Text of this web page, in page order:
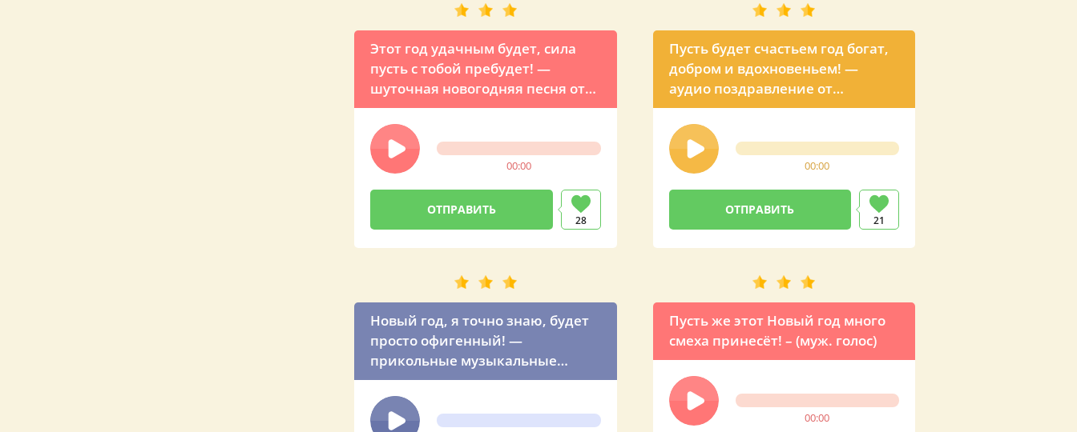
Этот год удачным будет, сила
пусть с тобой пребудет! —
шуточная новогодняя песня от
мужчины
00:00
28
Пусть будет счастьем год богат,
добром и вдохновеньем! —
аудио поздравление от
мужчины
00:00
21
Новый год, я точно знаю, будет
просто офигенный! —
прикольные музыкальные
пожелания от девушки
Пусть же этот Новый год много
смеха принесёт! – (муж. голос)
00:00